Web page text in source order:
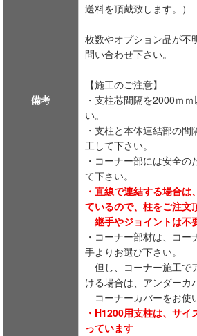
備考
送料を頂戴致します。）
枚数やオプション品が不
問い合わせ下さい。
【施工のご注意】
・支柱芯間隔を2000ｍ
い。
・支柱と本体連結部の
工して下さい。
・コーナー部には安全
て下さい。
・直線で連結する場合
ているので、柱をご注文
継手やジョイントは不
・コーナー部材は、コ
手よりお選び下さい。
但し、コーナー施工で
ける場合は、アンダーカ
コーナーカバーをお使
・H1200用支柱は、サ
っています